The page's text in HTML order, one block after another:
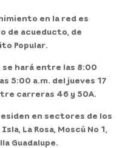
en la red es
de acueducto, de
Popular.
se hará entre las 8:00
5:00 a.m. del jueves 17
carreras 46 y 50A.
en sectores de los
La Rosa, Moscú No 1,
Guadalupe.